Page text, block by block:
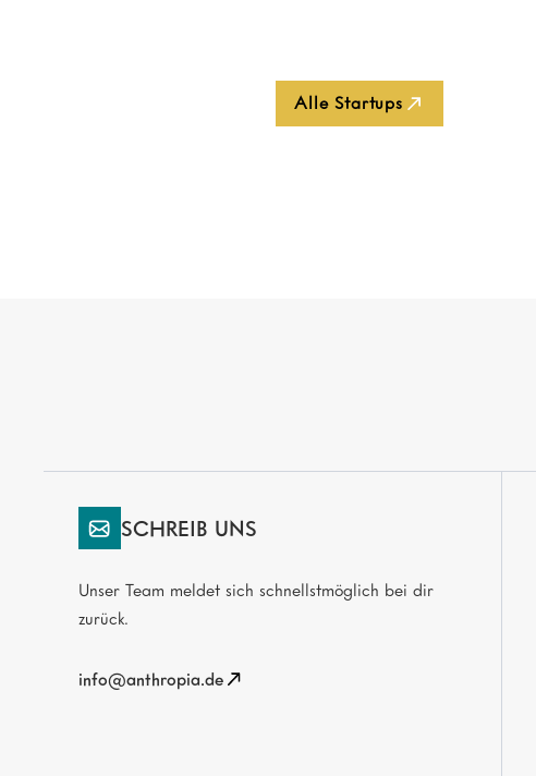
Alle Startups
SCHREIB UNS
Unser Team meldet sich schnellstmöglich bei dir
zurück.
info@anthropia.de